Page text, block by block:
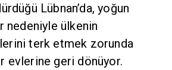
Lübnan’da, yoğun
nedeniyle ülkenin
terk etmek zorunda
evlerine geri dönüyor.